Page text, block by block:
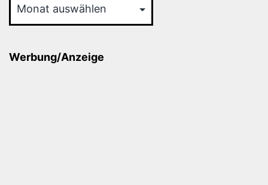
Werbung/Anzeige